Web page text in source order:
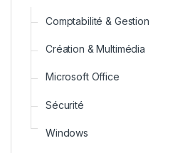
Comptabilité & Gestion
Création & Multimédia
Microsoft Office
Sécurité
Windows